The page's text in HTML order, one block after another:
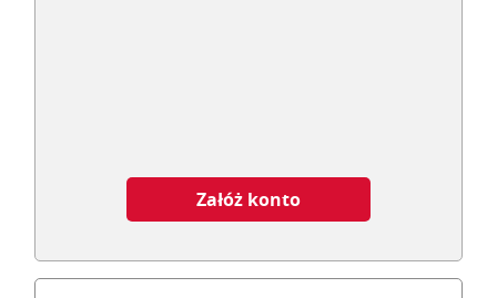
Załóż konto